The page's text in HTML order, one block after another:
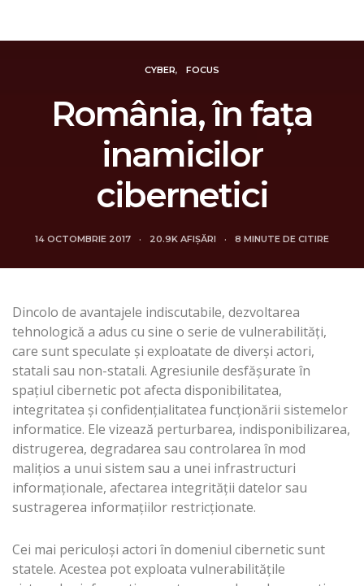
CYBER FOCUS
România, în faţa
inamicilor
cibernetici
14 OCTOMBRIE 2017 20.9K AFIȘĂRI 8 MINUTE DE CITIRE
Dincolo de avantajele indiscutabile, dezvoltarea
tehnologică a adus cu sine o serie de vulnerabilităţi,
care sunt speculate şi exploatate de diverşi actori,
statali sau non-statali. Agresiunile desfășurate în
spațiul cibernetic pot afecta disponibilitatea,
integritatea și confidențialitatea funcționării sistemelor
informatice. Ele vizează perturbarea, indisponibilizarea,
distrugerea, degradarea sau controlarea în mod
malițios a unui sistem sau a unei infrastructuri
informaționale, afectarea integrității datelor sau
sustragerea informațiilor restricționate.
Cei mai periculoşi actori în domeniul cibernetic sunt
statele. Acestea pot exploata vulnerabilităţile